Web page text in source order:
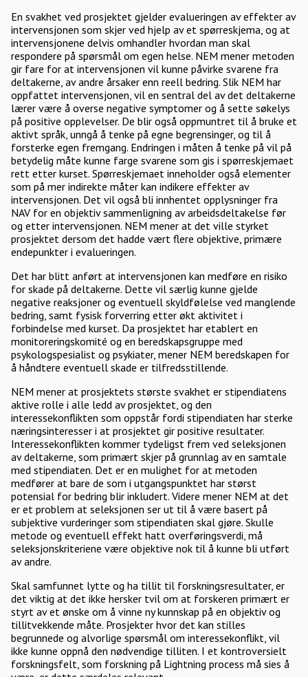
En svakhet ved prosjektet gjelder evalueringen av effekter av
intervensjonen som skjer ved hjelp av et spørreskjema, og at
intervensjonene delvis omhandler hvordan man skal
respondere på spørsmål om egen helse. NEM mener metoden
gir fare for at intervensjonen vil kunne påvirke svarene fra
deltakerne, av andre årsaker enn reell bedring. Slik NEM har
oppfattet intervensjonen, vil en sentral del av det deltakerne
lærer være å overse negative symptomer og å sette søkelys
på positive opplevelser. De blir også oppmuntret til å bruke et
aktivt språk, unngå å tenke på egne begrensinger, og til å
forsterke egen fremgang. Endringen i måten å tenke på vil på
betydelig måte kunne farge svarene som gis i spørreskjemaet
rett etter kurset. Spørreskjemaet inneholder også elementer
som på mer indirekte måter kan indikere effekter av
intervensjonen. Det vil også bli innhentet opplysninger fra
NAV for en objektiv sammenligning av arbeidsdeltakelse før
og etter intervensjonen. NEM mener at det ville styrket
prosjektet dersom det hadde vært flere objektive, primære
endepunkter i evalueringen.
Det har blitt anført at intervensjonen kan medføre en risiko
for skade på deltakerne. Dette vil særlig kunne gjelde
negative reaksjoner og eventuell skyldfølelse ved manglende
bedring, samt fysisk forverring etter økt aktivitet i
forbindelse med kurset. Da prosjektet har etablert en
monitoreringskomité og en beredskapsgruppe med
psykologspesialist og psykiater, mener NEM beredskapen for
å håndtere eventuell skade er tilfredsstillende.
NEM mener at prosjektets største svakhet er stipendiatens
aktive rolle i alle ledd av prosjektet, og den
interessekonflikten som oppstår fordi stipendiaten har sterke
næringsinteresser i at prosjektet gir positive resultater.
Interessekonflikten kommer tydeligst frem ved seleksjonen
av deltakerne, som primært skjer på grunnlag av en samtale
med stipendiaten. Det er en mulighet for at metoden
medfører at bare de som i utgangspunktet har størst
potensial for bedring blir inkludert. Videre mener NEM at det
er et problem at seleksjonen ser ut til å være basert på
subjektive vurderinger som stipendiaten skal gjøre. Skulle
metode og eventuell effekt hatt overføringsverdi, må
seleksjonskriteriene være objektive nok til å kunne bli utført
av andre.
Skal samfunnet lytte og ha tillit til forskningsresultater, er
det viktig at det ikke hersker tvil om at forskeren primært er
styrt av et ønske om å vinne ny kunnskap på en objektiv og
tillitvekkende måte. Prosjekter hvor det kan stilles
begrunnede og alvorlige spørsmål om interessekonflikt, vil
ikke kunne oppnå den nødvendige tilliten. I et kontroversielt
forskningsfelt, som forskning på Lightning process må sies å